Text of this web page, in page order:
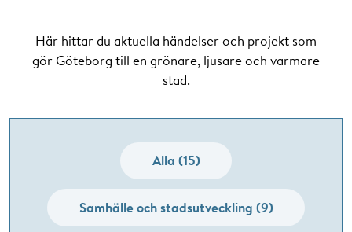
Här hittar du aktuella händelser och projekt som
gör Göteborg till en grönare, ljusare och varmare
stad.
Alla (15)
Samhälle och stadsutveckling (9)